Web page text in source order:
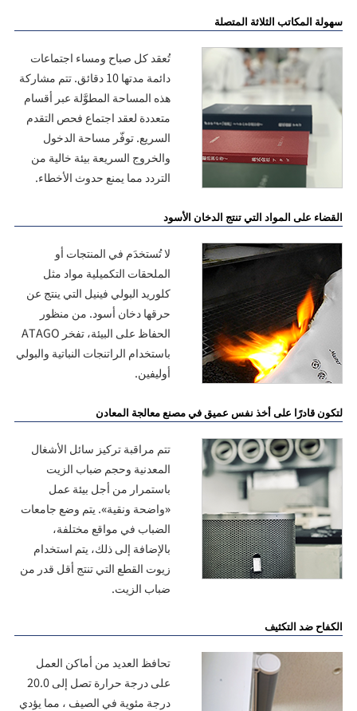
سهولة المكاتب الثلاثة المتصلة
تُعقد كل صباح ومساء اجتماعات
دائمة مدتها 10 دقائق. تتم مشاركة
هذه المساحة المطوَّلة عبر أقسام
متعددة لعقد اجتماع فحص التقدم
السريع. توفّر مساحة الدخول
والخروج السريعة بيئة خالية من
التردد مما يمنع حدوث الأخطاء.
القضاء على المواد التي تنتج الدخان الأسود
لا تُستخدَم في المنتجات أو
الملحقات التكميلية مواد مثل
كلوريد البولي فينيل التي ينتج عن
حرقها دخان أسود. من منظور
الحفاظ على البيئة، تفخر ATAGO
باستخدام الراتنجات النباتية والبولي
أوليفين.
لتكون قادرًا على أخذ نفس عميق في مصنع معالجة المعادن
تتم مراقبة تركيز سائل الأشغال
المعدنية وحجم ضباب الزيت
باستمرار من أجل بيئة عمل
«واضحة ونقية». يتم وضع جامعات
الضباب في مواقع مختلفة،
بالإضافة إلى ذلك، يتم استخدام
زيوت القطع التي تنتج أقل قدر من
ضباب الزيت.
الكفاح ضد التكثيف
تحافظ العديد من أماكن العمل
على درجة حرارة تصل إلى 20.0
درجة مئوية في الصيف ، مما يؤدي